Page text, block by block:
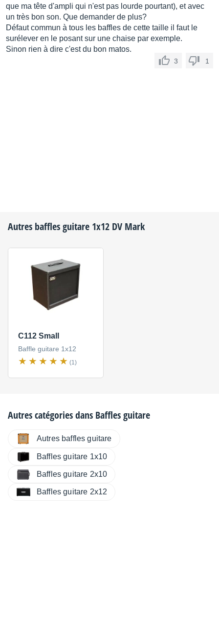
que ma tête d'ampli qui n'est pas lourde pourtant), et avec
un très bon son. Que demander de plus?
Défaut commun à tous les baffles de cette taille il faut le
surélever en le posant sur une chaise par exemple.
Sinon rien à dire c'est du bon matos.
3 1
Autres baffles guitare 1x12 DV Mark
C112 Small
Baffle guitare 1x12
(1)
Autres catégories dans Baffles guitare
Autres baffles guitare
Baffles guitare 1x10
Baffles guitare 2x10
Baffles guitare 2x12